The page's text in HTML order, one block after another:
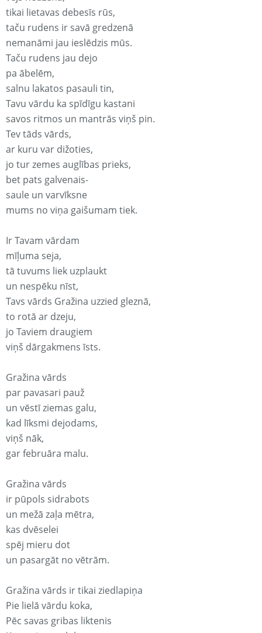
tikai lietavas debesīs rūs,
taču rudens ir savā gredzenā
nemanāmi jau ieslēdzis mūs.
Taču rudens jau dejo
pa ābelēm,
salnu lakatos pasauli tin,
Tavu vārdu ka spīdīgu kastani
savos ritmos un mantrās viņš pin.
Tev tāds vārds,
ar kuru var dižoties,
jo tur zemes auglības prieks,
bet pats galvenais-
saule un varvīksne
mums no viņa gaišumam tiek.
Ir Tavam vārdam
mīļuma seja,
tā tuvums liek uzplaukt
un nespēku nīst,
Tavs vārds Gražina uzzied gleznā,
to rotā ar dzeju,
jo Taviem draugiem
viņš dārgakmens īsts.
Gražina vārds
par pavasari pauž
un vēstī ziemas galu,
kad līksmi dejodams,
viņš nāk,
gar februāra malu.
Gražina vārds
ir pūpols sidrabots
un mežā zaļa mētra,
kas dvēselei
spēj mieru dot
un pasargāt no vētrām.
Gražina vārds ir tikai ziedlapiņa
Pie lielā vārdu koka,
Pēc savas gribas liktenis